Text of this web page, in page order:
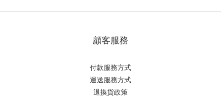
顧客服務
付款服務方式
運送服務方式
退換貨政策